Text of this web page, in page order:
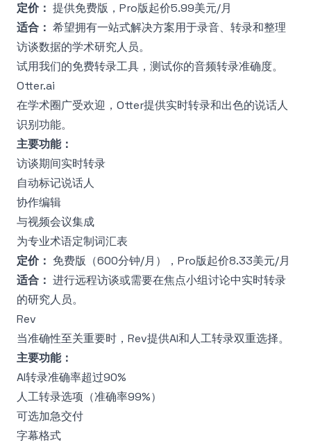
定价： 提供免费版，Pro版起价5.99美元/月
适合： 希望拥有一站式解决方案用于录音、转录和整理
访谈数据的学术研究人员。
试用我们的免费转录工具 ，测试你的音频转录准确度。
Otter.ai
在学术圈广受欢迎，Otter提供实时转录和出色的说话人
识别功能。
主要功能：
访谈期间实时转录
自动标记说话人
协作编辑
与视频会议集成
为专业术语定制词汇表
定价： 免费版（600分钟/月），Pro版起价8.33美元/月
适合： 进行远程访谈或需要在焦点小组讨论中实时转录
的研究人员。
Rev
当准确性至关重要时，Rev提供AI和人工转录双重选择。
主要功能：
AI转录准确率超过90%
人工转录选项（准确率99%）
可选加急交付
字幕格式